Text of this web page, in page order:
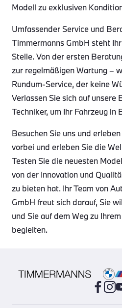
Modell zu exklusiven
Umfassender Service und
Timmermanns GmbH steht
Stelle. Von der ersten
zur regelmäßigen Wartung –
Rundum-Service, der keine
Verlassen Sie sich auf unsere
Techniker, um Ihr Fahrzeug in
Besuchen Sie uns und
vorbei und erleben Sie die
Testen Sie die neuesten
von der Innovation und
zu bieten hat. Ihr Team von
GmbH freut sich darauf, Sie
und Sie auf dem Weg zu
begleiten.